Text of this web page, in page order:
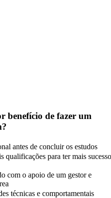
benefício de fazer um
antes de concluir os estudos
qualificações para ter mais sucesso
com o apoio de um gestor e
técnicas e comportamentais